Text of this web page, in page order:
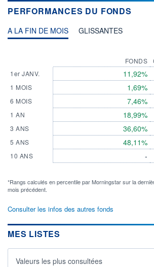
PERFORMANCES DU FONDS
A LA FIN DE MOIS GLISSANTES
1er JANV.
1 MOIS
6 MOIS
1 AN
3 ANS
5 ANS
10 ANS
FONDS
11,92%
1,69%
7,46%
18,99%
36,60%
48,11%
-
*Rangs calculés en percentile par Morningstar sur la
mois précédent.
Consulter les infos des autres fonds
MES LISTES
Valeurs les plus consultées